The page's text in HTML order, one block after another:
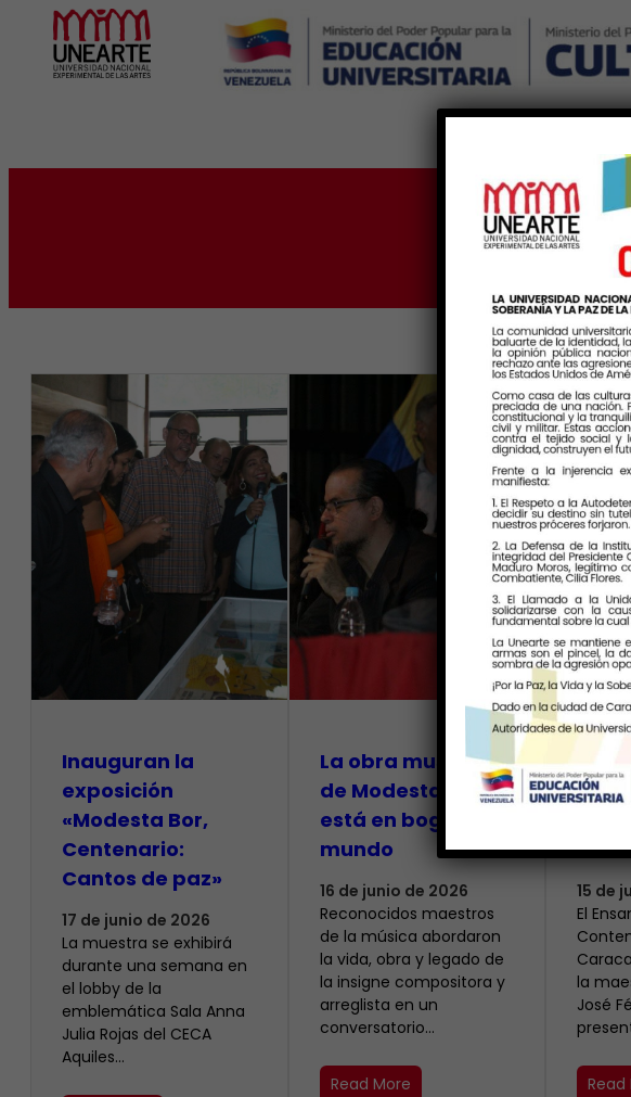
Inauguran la
exposición
«Modesta Bor,
Centenario:
Cantos de paz»
17 de junio de 2026
La muestra se exhibirá
durante una semana en
el lobby de la
emblemática Sala Anna
Julia Rojas del CECA
Aquiles…
La obra musical
de Modesta Bor
está en boga en el
mundo
16 de junio de 2026
Reconocidos maestros
de la música abordaron
la vida, obra y legado de
la insigne compositora y
arreglista en un
conversatorio…
Read More
15 de
El
la
José
Read